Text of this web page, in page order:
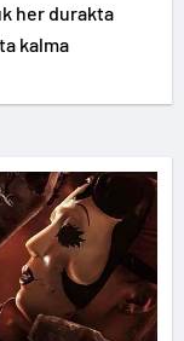
her durakta
kalma